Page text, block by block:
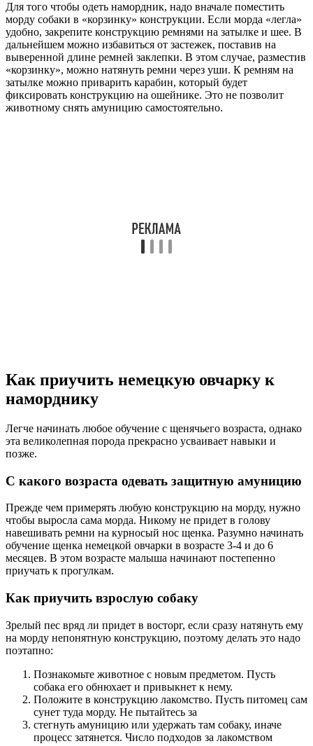
Для того чтобы одеть намордник, надо вначале поместить
морду собаки в «корзинку» конструкции. Если морда «легла»
удобно, закрепите конструкцию ремнями на затылке и шее. В
дальнейшем можно избавиться от застежек, поставив на
выверенной длине ремней заклепки. В этом случае, разместив
«корзинку», можно натянуть ремни через уши. К ремням на
затылке можно приварить карабин, который будет
фиксировать конструкцию на ошейнике. Это не позволит
животному снять амуницию самостоятельно.
Как приучить немецкую овчарку к
наморднику
Легче начинать любое обучение с щенячьего возраста, однако
эта великолепная порода прекрасно усваивает навыки и
позже.
С какого возраста одевать защитную амуницию
Прежде чем примерять любую конструкцию на морду, нужно
чтобы выросла сама морда. Никому не придет в голову
навешивать ремни на курносый нос щенка. Разумно начинать
обучение щенка немецкой овчарки в возрасте 3-4 и до 6
месяцев. В этом возрасте малыша начинают постепенно
приучать к прогулкам.
Как приучить взрослую собаку
Зрелый пес вряд ли придет в восторг, если сразу натянуть ему
на морду непонятную конструкцию, поэтому делать это надо
поэтапно:
Познакомьте животное с новым предметом. Пусть
собака его обнюхает и привыкнет к нему.
Положите в конструкцию лакомство. Пусть питомец сам
сунет туда морду. Не пытайтесь за
стегнуть амуницию или удержать там собаку, иначе
процесс затянется. Число подходов за лакомством